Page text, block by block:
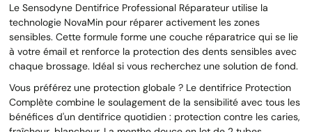
Le Sensodyne Dentifrice Professional Réparateur utilise la
technologie NovaMin pour réparer activement les zones
sensibles. Cette formule forme une couche réparatrice qui se lie
à votre émail et renforce la protection des dents sensibles avec
chaque brossage. Idéal si vous recherchez une solution de fond.
Vous préférez une protection globale ? Le dentifrice Protection
Complète combine le soulagement de la sensibilité avec tous les
bénéfices d'un dentifrice quotidien : protection contre les caries,